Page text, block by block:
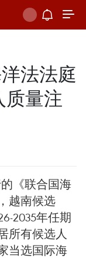
法法庭
量注
《联合国海
越南候选
2035年任期
所有候选人
当选国际海